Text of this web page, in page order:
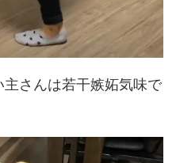
さんは若干嫉妬気味で